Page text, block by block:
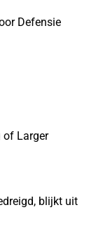
Defensie
of Larger
blijkt uit